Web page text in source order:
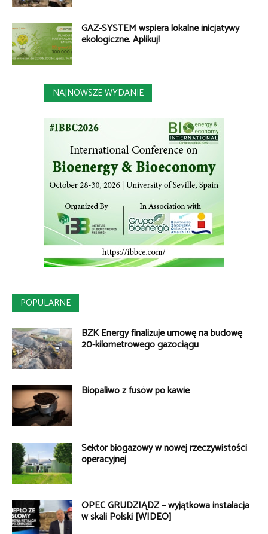
GAZ-SYSTEM wspiera lokalne inicjatywy
ekologiczne. Aplikuj!
NAJNOWSZE WYDANIE
POPULARNE
BZK Energy finalizuje umowę na budowę
20-kilometrowego gazociągu
Biopaliwo z fusów po kawie
Sektor biogazowy w nowej rzeczywistości
operacyjnej
OPEC GRUDZIĄDZ – wyjątkowa instalacja
w skali Polski [WIDEO]